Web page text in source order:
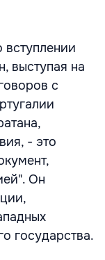
выступая на
с
- это
Он
государства.